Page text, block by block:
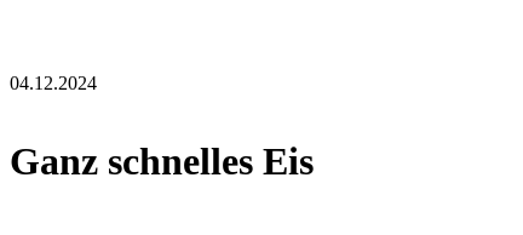
04.12.2024
Ganz schnelles Eis